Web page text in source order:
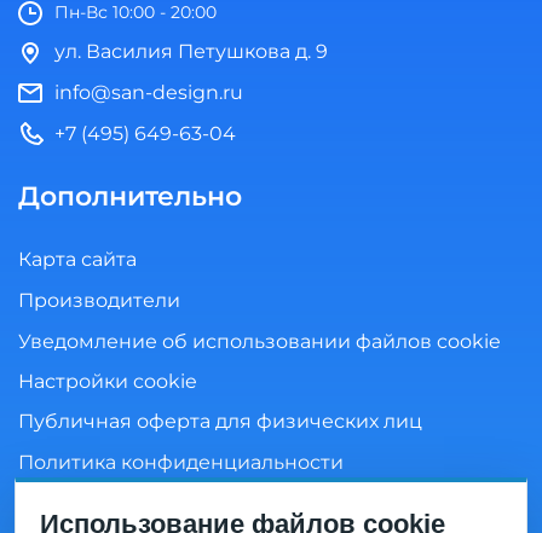
Пн-Вс 10:00 - 20:00
ул. Василия Петушкова д. 9
info@san-design.ru
+7 (495) 649-63-04
Дополнительно
Карта сайта
Производители
Уведомление об использовании файлов cookie
Настройки cookie
Публичная оферта для физических лиц
Политика конфиденциальности
Использование файлов cookie